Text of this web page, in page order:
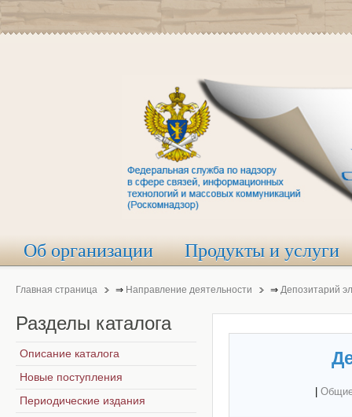
Об организации Продукты и услуги
Главная страница ⇒ Направление деятельности ⇒ Депозитарий
Разделы каталога
Описание каталога
Новые поступления
Периодические издания